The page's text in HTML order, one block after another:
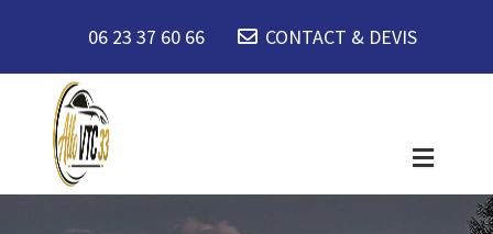
06 23 37 60 66 CONTACT & DEVIS